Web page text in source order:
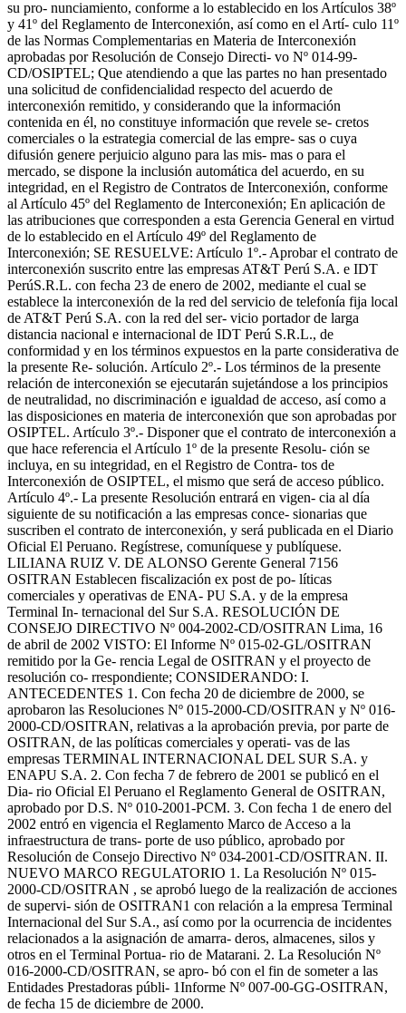
su pro- nunciamiento, conforme a lo establecido en los Artículos 38º
y 41º del Reglamento de Interconexión, así como en el Artí- culo 11º
de las Normas Complementarias en Materia de Interconexión
aprobadas por Resolución de Consejo Directi- vo Nº 014-99-
CD/OSIPTEL; Que atendiendo a que las partes no han presentado
una solicitud de confidencialidad respecto del acuerdo de
interconexión remitido, y considerando que la información
contenida en él, no constituye información que revele se- cretos
comerciales o la estrategia comercial de las empre- sas o cuya
difusión genere perjuicio alguno para las mis- mas o para el
mercado, se dispone la inclusión automática del acuerdo, en su
integridad, en el Registro de Contratos de Interconexión, conforme
al Artículo 45º del Reglamento de Interconexión; En aplicación de
las atribuciones que corresponden a esta Gerencia General en virtud
de lo establecido en el Artículo 49º del Reglamento de
Interconexión; SE RESUELVE: Artículo 1º.- Aprobar el contrato de
interconexión suscrito entre las empresas AT&T Perú S.A. e IDT
PerúS.R.L. con fecha 23 de enero de 2002, mediante el cual se
establece la interconexión de la red del servicio de telefonía fija local
de AT&T Perú S.A. con la red del ser- vicio portador de larga
distancia nacional e internacional de IDT Perú S.R.L., de
conformidad y en los términos expuestos en la parte considerativa de
la presente Re- solución. Artículo 2º.- Los términos de la presente
relación de interconexión se ejecutarán sujetándose a los principios
de neutralidad, no discriminación e igualdad de acceso, así como a
las disposiciones en materia de interconexión que son aprobadas por
OSIPTEL. Artículo 3º.- Disponer que el contrato de interconexión a
que hace referencia el Artículo 1º de la presente Resolu- ción se
incluya, en su integridad, en el Registro de Contra- tos de
Interconexión de OSIPTEL, el mismo que será de acceso público.
Artículo 4º.- La presente Resolución entrará en vigen- cia al día
siguiente de su notificación a las empresas conce- sionarias que
suscriben el contrato de interconexión, y será publicada en el Diario
Oficial El Peruano. Regístrese, comuníquese y publíquese.
LILIANA RUIZ V. DE ALONSO Gerente General 7156
OSITRAN Establecen fiscalización ex post de po- líticas
comerciales y operativas de ENA- PU S.A. y de la empresa
Terminal In- ternacional del Sur S.A. RESOLUCIÓN DE
CONSEJO DIRECTIVO Nº 004-2002-CD/OSITRAN Lima, 16
de abril de 2002 VISTO: El Informe Nº 015-02-GL/OSITRAN
remitido por la Ge- rencia Legal de OSITRAN y el proyecto de
resolución co- rrespondiente; CONSIDERANDO: I.
ANTECEDENTES 1. Con fecha 20 de diciembre de 2000, se
aprobaron las Resoluciones Nº 015-2000-CD/OSITRAN y Nº 016-
2000-CD/OSITRAN, relativas a la aprobación previa, por parte de
OSITRAN, de las políticas comerciales y operati- vas de las
empresas TERMINAL INTERNACIONAL DEL SUR S.A. y
ENAPU S.A. 2. Con fecha 7 de febrero de 2001 se publicó en el
Dia- rio Oficial El Peruano el Reglamento General de OSITRAN,
aprobado por D.S. Nº 010-2001-PCM. 3. Con fecha 1 de enero del
2002 entró en vigencia el Reglamento Marco de Acceso a la
infraestructura de trans- porte de uso público, aprobado por
Resolución de Consejo Directivo Nº 034-2001-CD/OSITRAN. II.
NUEVO MARCO REGULATORIO 1. La Resolución Nº 015-
2000-CD/OSITRAN , se aprobó luego de la realización de acciones
de supervi- sión de OSITRAN1 con relación a la empresa Terminal
Internacional del Sur S.A., así como por la ocurrencia de incidentes
relacionados a la asignación de amarra- deros, almacenes, silos y
otros en el Terminal Portua- rio de Matarani. 2. La Resolución Nº
016-2000-CD/OSITRAN, se apro- bó con el fin de someter a las
Entidades Prestadoras públi- 1Informe Nº 007-00-GG-OSITRAN,
de fecha 15 de diciembre de 2000.